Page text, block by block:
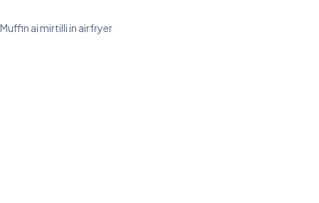
Muffin ai mirtilli in airfryer